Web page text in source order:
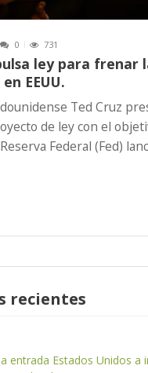
0 731
ley para frenar
EEUU.
Ted Cruz
de ley con el
Federal (Fed)
recientes
entrada Estados Unidos a